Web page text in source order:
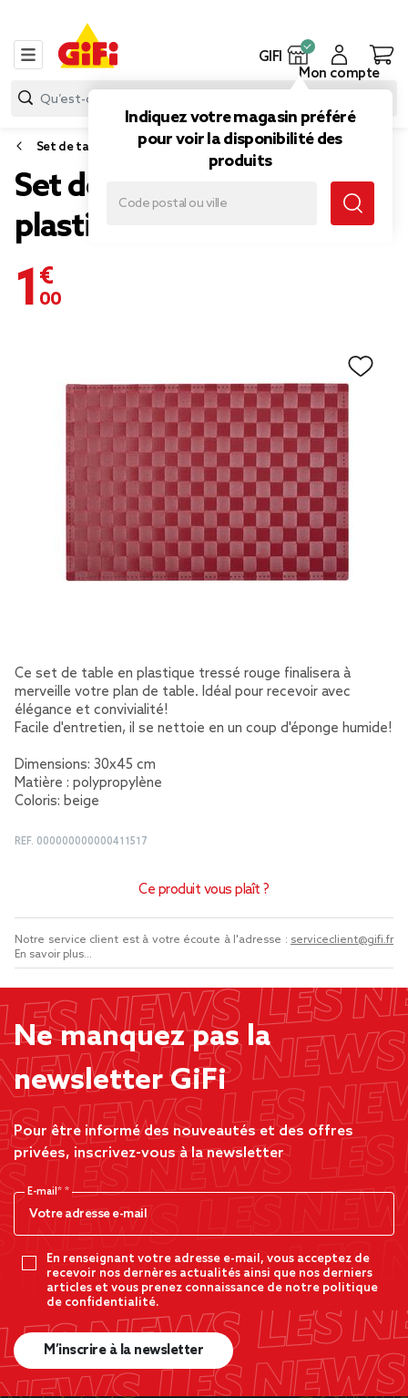
GIFI
Indiquez votre magasin préféré
pour voir la disponibilité des
produits
Mon compte
Set de table
Set de table rectangulaire
plastique tressé rouge
1,00 €
Ce set de table en plastique tressé rouge finalisera à
merveille votre plan de table. Idéal pour recevoir avec
élégance et convivialité!
Facile d'entretien, il se nettoie en un coup d'éponge humide!
Dimensions: 30x45 cm
Matière : polypropylène
Coloris: beige
REF. 000000000000411517
Ce produit vous plaît ?
Notre service client est à votre écoute à l'adresse : serviceclient@gifi.fr
En savoir plus...
Ne manquez pas la
newsletter GiFi
Pour être informé des nouveautés et des offres
privées, inscrivez-vous à la newsletter
E-mail*
En renseignant votre adresse e-mail, vous acceptez de
recevoir nos dernères actualités ainsi que nos derniers
articles et vous prenez connaissance de notre politique
de confidentialité.
M’inscrire à la newsletter